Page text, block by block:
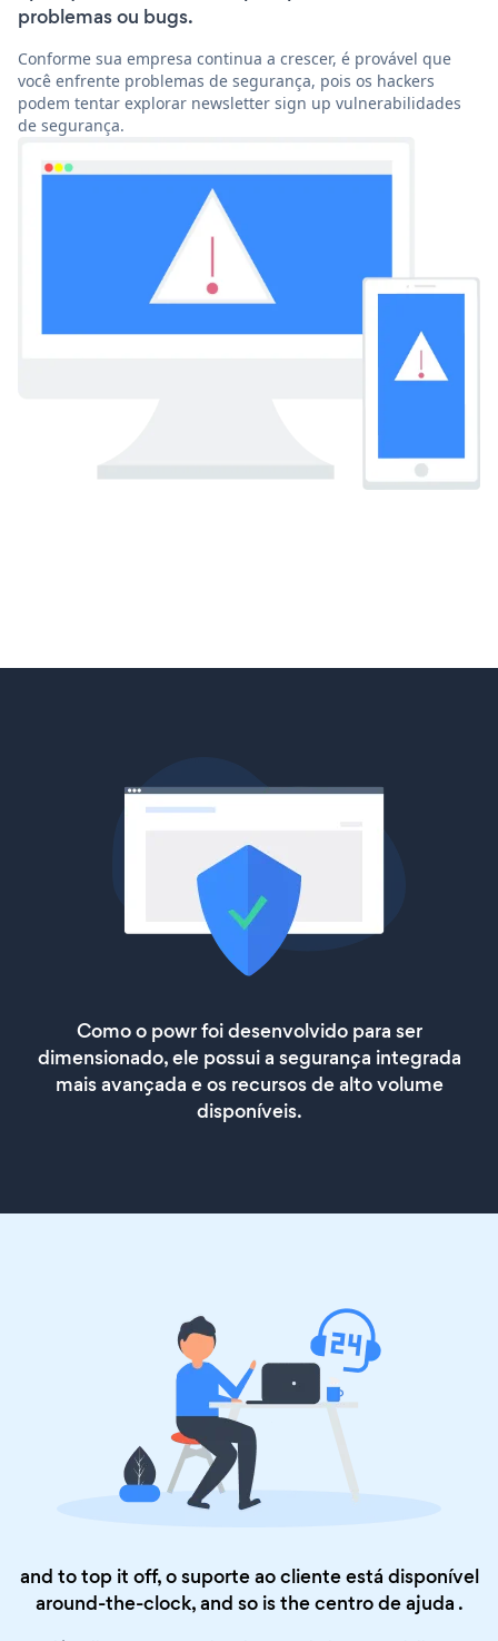
problemas ou bugs.
Conforme sua empresa continua a crescer, é provável que
você enfrente problemas de segurança, pois os hackers
podem tentar explorar newsletter sign up vulnerabilidades
de segurança.
Como o powr foi desenvolvido para ser
dimensionado, ele possui a segurança integrada
mais avançada e os recursos de alto volume
disponíveis.
and to top it off, o suporte ao cliente está disponível
around-the-clock, and so is thecentro de ajuda .